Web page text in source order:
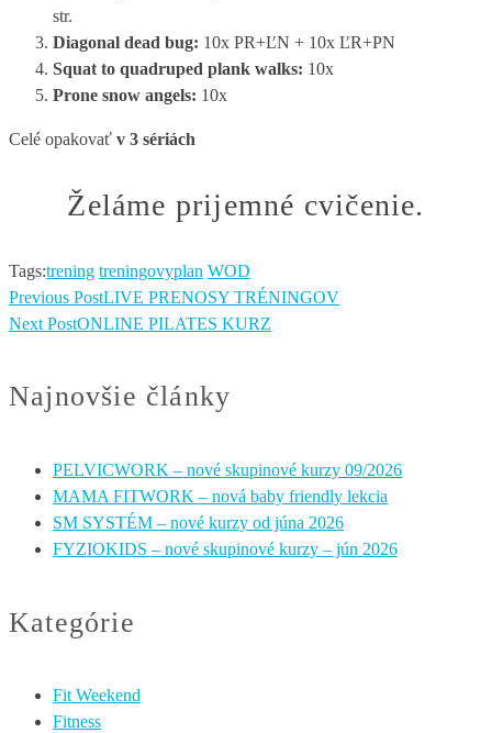
str.
Diagonal dead bug: 10x PR+ĽN + 10x ĽR+PN
Squat to quadruped plank walks: 10x
Prone snow angels: 10x
Celé opakovať v 3 sériách
Želáme prijemné cvičenie.
Tags:trening treningovyplan WOD
Previous PostLIVE PRENOSY TRÉNINGOV
Next PostONLINE PILATES KURZ
Najnovšie články
PELVICWORK – nové skupinové kurzy 09/2026
MAMA FITWORK – nová baby friendly lekcia
SM SYSTÉM – nové kurzy od júna 2026
FYZIOKIDS – nové skupinové kurzy – jún 2026
Kategórie
Fit Weekend
Fitness